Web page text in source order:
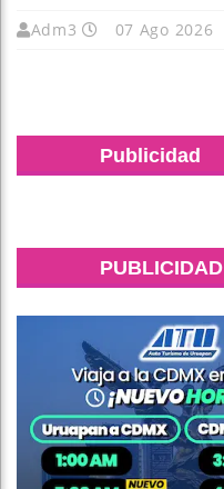
Adm3 07 Ago 2026
Publicidad
PUBLICIDAD